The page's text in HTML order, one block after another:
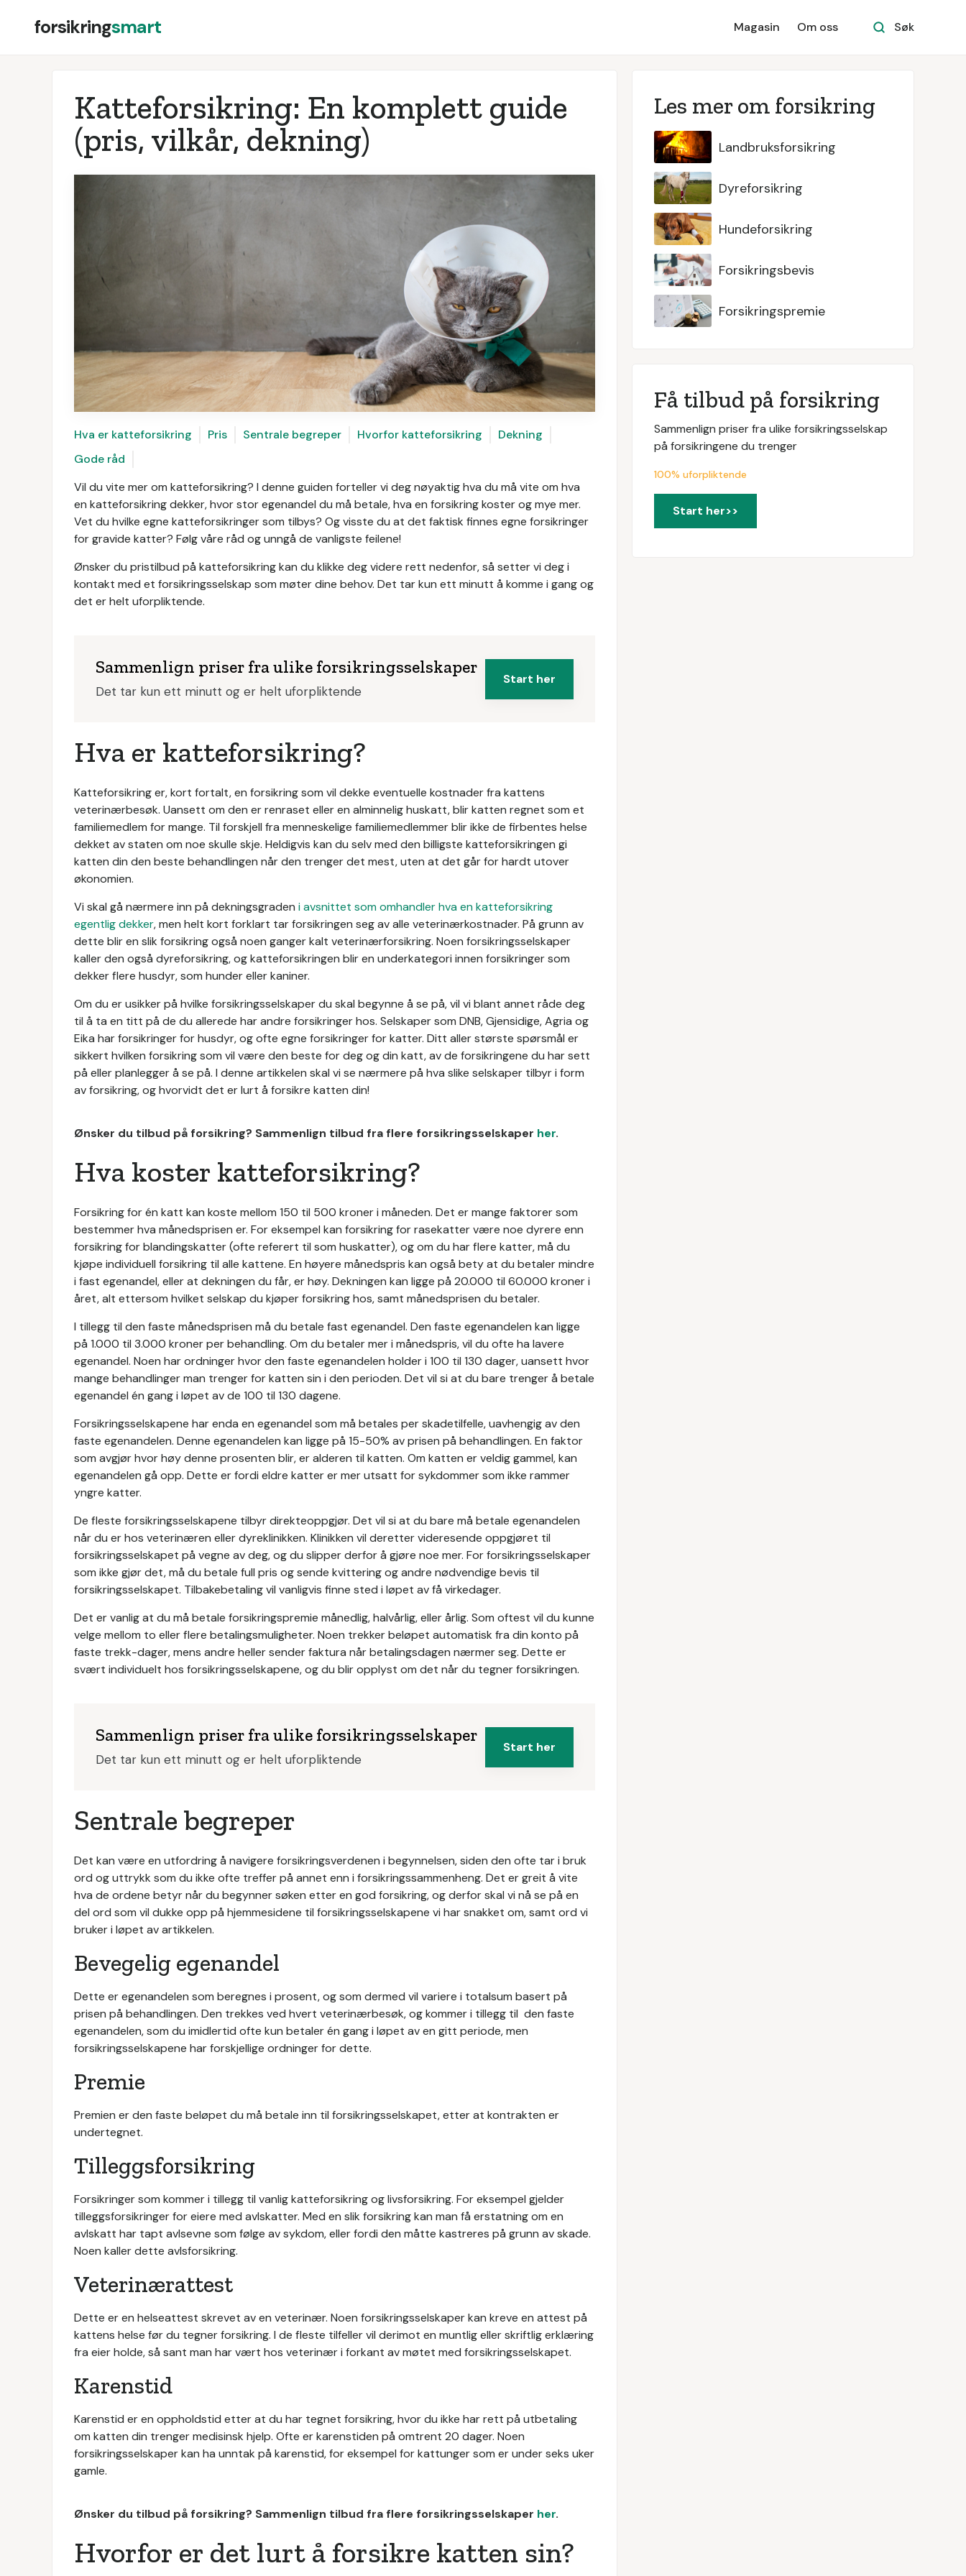
forsikringsmart Magasin Om oss Søk
Katteforsikring: En komplett guide
(pris, vilkår, dekning)
Hva er katteforsikring Pris Sentrale begreper Hvorfor katteforsikring
Dekning
Gode råd
Vil du vite mer om katteforsikring? I denne guiden forteller vi deg nøyaktig hva du må vite om hva
en katteforsikring dekker, hvor stor egenandel du må betale, hva en forsikring koster og mye mer.
Vet du hvilke egne katteforsikringer som tilbys? Og visste du at det faktisk finnes egne forsikringer
for gravide katter? Følg våre råd og unngå de vanligste feilene!
Ønsker du pristilbud på katteforsikring kan du klikke deg videre rett nedenfor, så setter vi deg i
kontakt med et forsikringsselskap som møter dine behov. Det tar kun ett minutt å komme i gang og
det er helt uforpliktende.
Sammenlign priser fra ulike forsikringsselskaper
Det tar kun ett minutt og er helt uforpliktende
Start her
Hva er katteforsikring?
Katteforsikring er, kort fortalt, en forsikring som vil dekke eventuelle kostnader fra kattens
veterinærbesøk. Uansett om den er renraset eller en alminnelig huskatt, blir katten regnet som et
familiemedlem for mange. Til forskjell fra menneskelige familiemedlemmer blir ikke de firbentes helse
dekket av staten om noe skulle skje. Heldigvis kan du selv med den billigste katteforsikringen gi
katten din den beste behandlingen når den trenger det mest, uten at det går for hardt utover
økonomien.
Vi skal gå nærmere inn på dekningsgraden i avsnittet som omhandler hva en katteforsikring
egentlig dekker, men helt kort forklart tar forsikringen seg av alle veterinærkostnader. På grunn av
dette blir en slik forsikring også noen ganger kalt veterinærforsikring. Noen forsikringsselskaper
kaller den også dyreforsikring, og katteforsikringen blir en underkategori innen forsikringer som
dekker flere husdyr, som hunder eller kaniner.
Om du er usikker på hvilke forsikringsselskaper du skal begynne å se på, vil vi blant annet råde deg
til å ta en titt på de du allerede har andre forsikringer hos. Selskaper som DNB, Gjensidige, Agria og
Eika har forsikringer for husdyr, og ofte egne forsikringer for katter. Ditt aller største spørsmål er
sikkert hvilken forsikring som vil være den beste for deg og din katt, av de forsikringene du har sett
på eller planlegger å se på. I denne artikkelen skal vi se nærmere på hva slike selskaper tilbyr i form
av forsikring, og hvorvidt det er lurt å forsikre katten din!
Ønsker du tilbud på forsikring? Sammenlign tilbud fra flere forsikringsselskaper her.
Hva koster katteforsikring?
Forsikring for én katt kan koste mellom 150 til 500 kroner i måneden. Det er mange faktorer som
bestemmer hva månedsprisen er. For eksempel kan forsikring for rasekatter være noe dyrere enn
forsikring for blandingskatter (ofte referert til som huskatter), og om du har flere katter, må du
kjøpe individuell forsikring til alle kattene. En høyere månedspris kan også bety at du betaler mindre
i fast egenandel, eller at dekningen du får, er høy. Dekningen kan ligge på 20.000 til 60.000 kroner i
året, alt ettersom hvilket selskap du kjøper forsikring hos, samt månedsprisen du betaler.
I tillegg til den faste månedsprisen må du betale fast egenandel. Den faste egenandelen kan ligge
på 1.000 til 3.000 kroner per behandling. Om du betaler mer i månedspris, vil du ofte ha lavere
egenandel. Noen har ordninger hvor den faste egenandelen holder i 100 til 130 dager, uansett hvor
mange behandlinger man trenger for katten sin i den perioden. Det vil si at du bare trenger å betale
egenandel én gang i løpet av de 100 til 130 dagene.
Forsikringsselskapene har enda en egenandel som må betales per skadetilfelle, uavhengig av den
faste egenandelen. Denne egenandelen kan ligge på 15-50% av prisen på behandlingen. En faktor
som avgjør hvor høy denne prosenten blir, er alderen til katten. Om katten er veldig gammel, kan
egenandelen gå opp. Dette er fordi eldre katter er mer utsatt for sykdommer som ikke rammer
yngre katter.
De fleste forsikringsselskapene tilbyr direkteoppgjør. Det vil si at du bare må betale egenandelen
når du er hos veterinæren eller dyreklinikken. Klinikken vil deretter videresende oppgjøret til
forsikringsselskapet på vegne av deg, og du slipper derfor å gjøre noe mer. For forsikringsselskaper
som ikke gjør det, må du betale full pris og sende kvittering og andre nødvendige bevis til
forsikringsselskapet. Tilbakebetaling vil vanligvis finne sted i løpet av få virkedager.
Det er vanlig at du må betale forsikringspremie månedlig, halvårlig, eller årlig. Som oftest vil du kunne
velge mellom to eller flere betalingsmuligheter. Noen trekker beløpet automatisk fra din konto på
faste trekk-dager, mens andre heller sender faktura når betalingsdagen nærmer seg. Dette er
svært individuelt hos forsikringsselskapene, og du blir opplyst om det når du tegner forsikringen.
Sammenlign priser fra ulike forsikringsselskaper
Det tar kun ett minutt og er helt uforpliktende
Start her
Sentrale begreper
Det kan være en utfordring å navigere forsikringsverdenen i begynnelsen, siden den ofte tar i bruk
ord og uttrykk som du ikke ofte treffer på annet enn i forsikringssammenheng. Det er greit å vite
hva de ordene betyr når du begynner søken etter en god forsikring, og derfor skal vi nå se på en
del ord som vil dukke opp på hjemmesidene til forsikringsselskapene vi har snakket om, samt ord vi
bruker i løpet av artikkelen.
Bevegelig egenandel
Dette er egenandelen som beregnes i prosent, og som dermed vil variere i totalsum basert på
prisen på behandlingen. Den trekkes ved hvert veterinærbesøk, og kommer i tillegg til den faste
egenandelen, som du imidlertid ofte kun betaler én gang i løpet av en gitt periode, men
forsikringsselskapene har forskjellige ordninger for dette.
Premie
Premien er den faste beløpet du må betale inn til forsikringsselskapet, etter at kontrakten er
undertegnet.
Tilleggsforsikring
Forsikringer som kommer i tillegg til vanlig katteforsikring og livsforsikring. For eksempel gjelder
tilleggsforsikringer for eiere med avlskatter. Med en slik forsikring kan man få erstatning om en
avlskatt har tapt avlsevne som følge av sykdom, eller fordi den måtte kastreres på grunn av skade.
Noen kaller dette avlsforsikring.
Veterinærattest
Dette er en helseattest skrevet av en veterinær. Noen forsikringsselskaper kan kreve en attest på
kattens helse før du tegner forsikring. I de fleste tilfeller vil derimot en muntlig eller skriftlig erklæring
fra eier holde, så sant man har vært hos veterinær i forkant av møtet med forsikringsselskapet.
Karenstid
Karenstid er en oppholdstid etter at du har tegnet forsikring, hvor du ikke har rett på utbetaling
om katten din trenger medisinsk hjelp. Ofte er karenstiden på omtrent 20 dager. Noen
forsikringsselskaper kan ha unntak på karenstid, for eksempel for kattunger som er under seks uker
gamle.
Ønsker du tilbud på forsikring? Sammenlign tilbud fra flere forsikringsselskaper her.
Hvorfor er det lurt å forsikre katten sin?
Les mer om forsikring
Landbruksforsikring
Dyreforsikring
Hundeforsikring
Forsikringsbevis
Forsikringspremie
Få tilbud på forsikring
Sammenlign priser fra ulike forsikringsselskap
på forsikringene du trenger
100% uforpliktende
Start her>>